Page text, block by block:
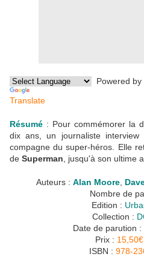
Powered by
Translate
Résumé : Pour commémorer la
dix ans, un journaliste interview
compagne du super-héros. Elle
de Superman , jusqu'à son ultime
Auteurs : Alan Moore
Nombre de
Edition :
Collection :
Date de parution :
Prix : 15,50€
ISBN : 978-